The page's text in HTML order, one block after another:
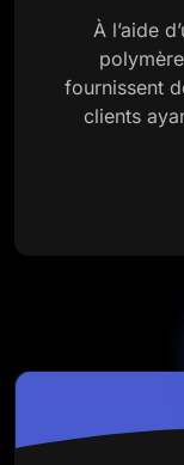
À l’aide
fournissent
clients